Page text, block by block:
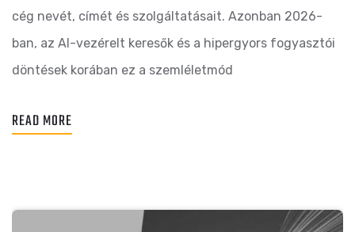
cég nevét, címét és szolgáltatásait. Azonban 2026-
ban, az AI-vezérelt keresők és a hipergyors fogyasztói
döntések korában ez a szemléletmód
READ MORE